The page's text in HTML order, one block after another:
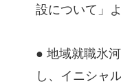
設について」よ
● 地域就職氷
し、イニシャ